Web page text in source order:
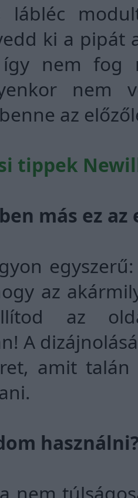
lábléc
ki a pipát
így nem fog
nem
az
tippek
más ez
az
az
A
amit